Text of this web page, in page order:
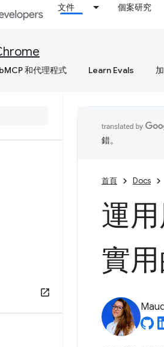
文件 個案研究
和代理程式 Learn Evals
錯。
首頁 Docs
運
實